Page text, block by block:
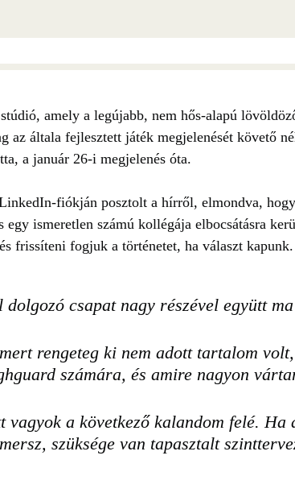
amely a legújabb, nem hős-alapú
az általa fejlesztett játék megjelenését követő
a január 26-i megjelenés óta.
fiókján posztolt a hírről, elmondva,
egy ismeretlen számú kollégája elbocsátásra
frissíteni fogjuk a történetet, ha választ kapunk.
csapat nagy részével együtt
rengeteg ki nem adott tartalom
számára, és amire nagyon
a következő kalandom felé. Ha
szüksége van tapasztalt